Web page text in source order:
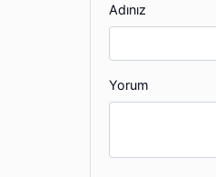
Adınız
Yorum